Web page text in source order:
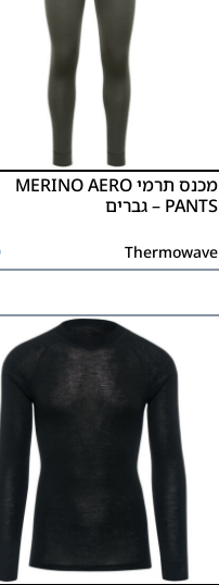
מכנס תרמי MERINO AERO
PANTS – גברים
Thermowave